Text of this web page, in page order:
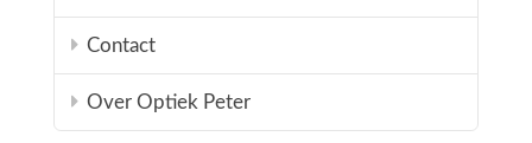
Contact
Over Optiek Peter